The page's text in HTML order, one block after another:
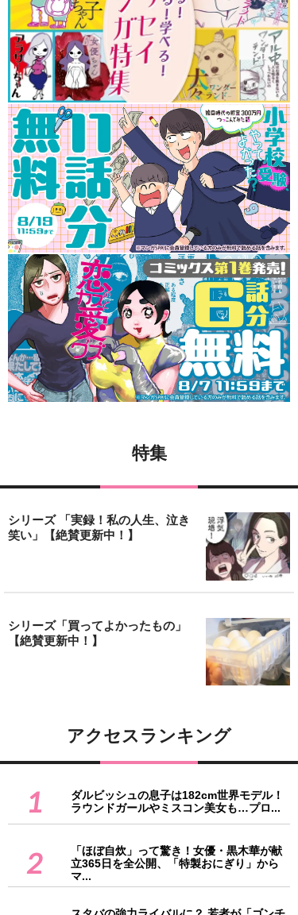
特集
シリーズ 「実録！私の人生、泣き
笑い」【絶賛更新中！】
シリーズ「買ってよかったもの」
【絶賛更新中！】
アクセスランキング
1
ダルビッシュの息子は182cm世界モデル！
ラウンドガールやミスコン美女も…プロ...
2
「ほぼ自炊」って驚き！女優・黒木華が献
立365日を全公開、「特製おにぎり」から
マ...